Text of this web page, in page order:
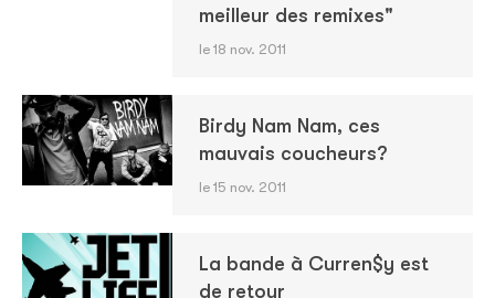
meilleur des remixes"
le 18 nov. 2011
Birdy Nam Nam, ces
mauvais coucheurs?
le 15 nov. 2011
La bande à Curren$y est
de retour